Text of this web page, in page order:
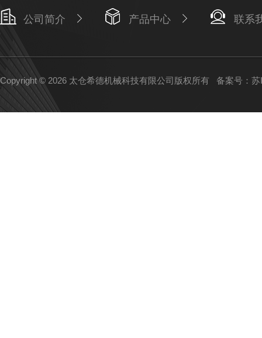
公司简介 产品中心 联系
Copyright © 2026 太仓希德机械科技有限公司版权所有 备案号：